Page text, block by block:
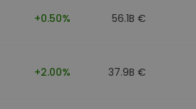
+0.50% 56.1B €
+2.00% 37.9B €